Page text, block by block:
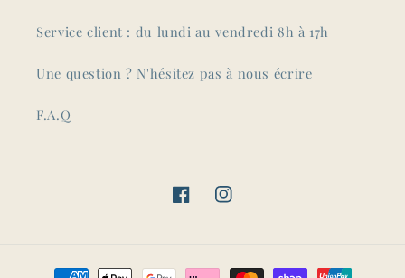
Service client : du lundi au vendredi 8h à 17h
Une question ? N'hésitez pas à nous écrire
F.A.Q
FacebookInstagram
Moyens